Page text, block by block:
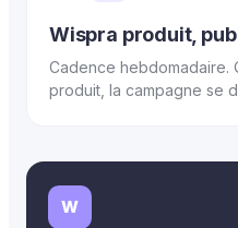
Wispra produit,
Cadence hebdomadaire.
produit, la campagne se
W